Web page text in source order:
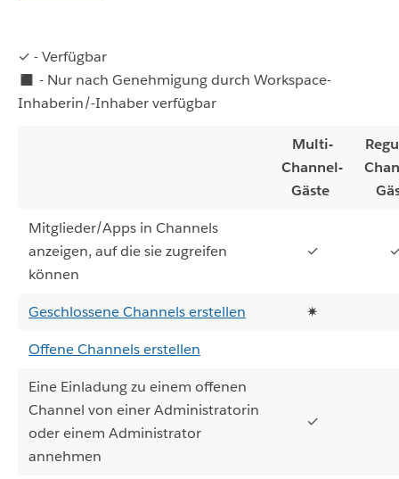
✓ - Verfügbar
◼ - Nur nach Genehmigung durch Workspace-
Inhaberin/-Inhaber verfügbar
Multi-
Channel-
Gäste
Mitglieder/Apps in Channels
anzeigen, auf die sie zugreifen
können
✓
Geschlossene Channels erstellen
✷
Offene Channels erstellen
Eine Einladung zu einem offenen
Channel von einer Administratorin
oder einem Administrator
annehmen
✓